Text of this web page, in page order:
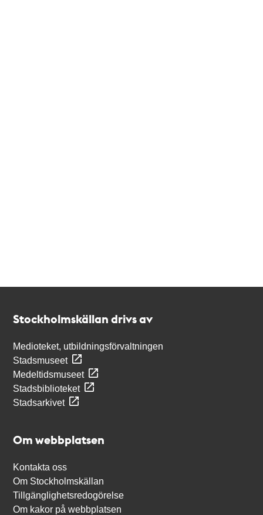
Stockholmskällan drivs av
Medioteket, utbildningsförvaltningen
Stadsmuseet
Medeltidsmuseet
Stadsbiblioteket
Stadsarkivet
Om webbplatsen
Kontakta oss
Om Stockholmskällan
Tillgänglighetsredogörelse
Om kakor på webbplatsen